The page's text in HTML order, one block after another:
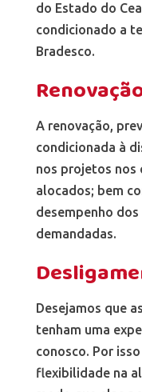
do Estado do
condicionado a
Bradesco.
A renovação,
condicionada à
nos projetos nos
alocados; bem
desempenho
demandadas.
Desejamos que
tenham uma
conosco. Por
flexibilidade na